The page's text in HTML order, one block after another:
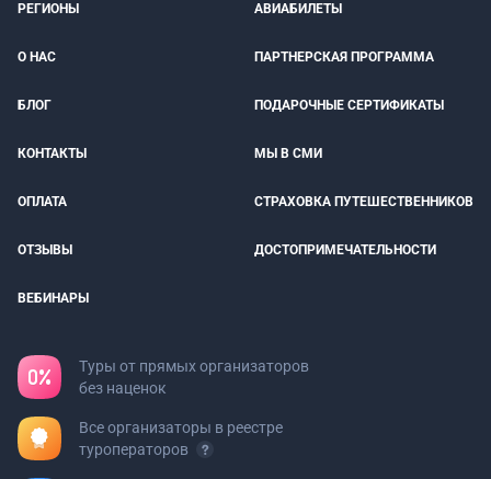
РЕГИОНЫ АВИАБИЛЕТЫ
О НАС ПАРТНЕРСКАЯ ПРОГРАММА
БЛОГ ПОДАРОЧНЫЕ СЕРТИФИКАТЫ
КОНТАКТЫ МЫ В СМИ
ОПЛАТА СТРАХОВКА ПУТЕШЕСТВЕННИКОВ
ОТЗЫВЫ ДОСТОПРИМЕЧАТЕЛЬНОСТИ
ВЕБИНАРЫ
Туры от прямых организаторов
без наценок
Все организаторы в реестре
туроператоров